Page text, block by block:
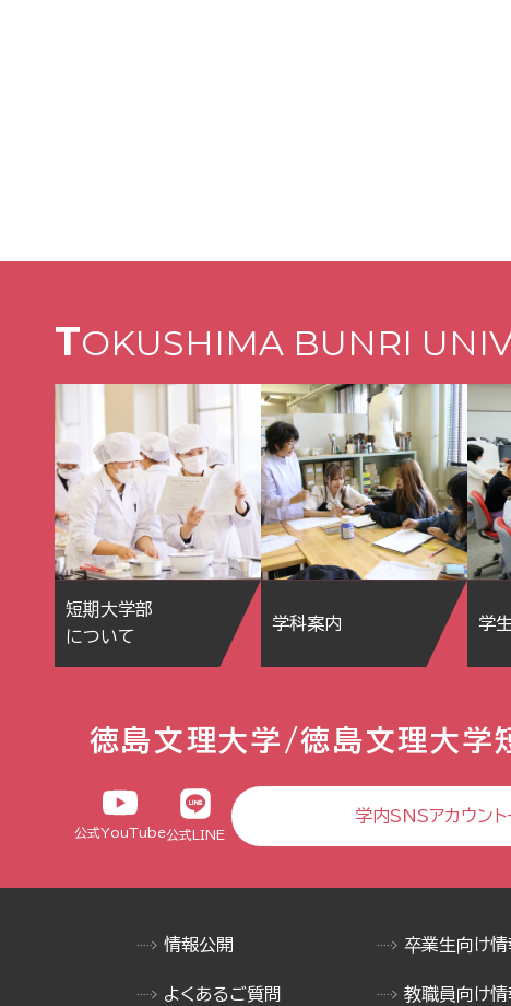
TOKUSHIMA BUNRI
短期大学部
について
学科案内 学
徳島文理大学/徳島文理大学
公式YouTube公式LINE
学内SNSアカウント
情報公開
よくあるご質問
卒業生向け情
教職員向け情